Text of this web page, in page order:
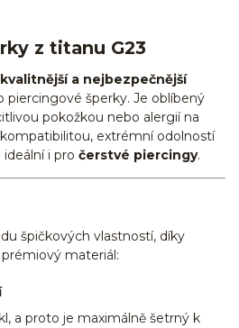
z titanu G23
a nejbezpečnější
piercingové šperky. Je oblíbený
pokožkou nebo alergií na
extrémní odolností
i pro čerstvé piercingy.
špičkových vlastností, díky
materiál:
a proto je maximálně šetrný k